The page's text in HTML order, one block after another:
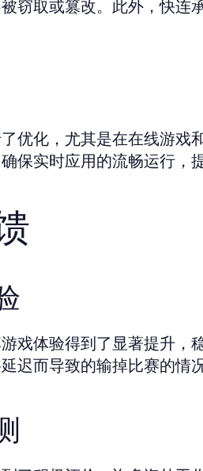
窃取或篡改。此外，快连
优化，尤其是在在线游戏
保实时应用的流畅运行，
戏体验得到了显著提升，
迟而导致的输掉比赛的情况